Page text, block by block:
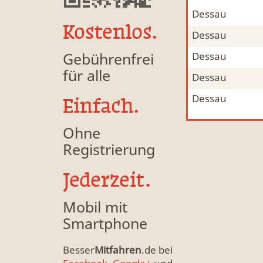
Kostenlos.
Gebührenfrei
für alle
Einfach.
Ohne
Registrierung
Jederzeit.
Mobil mit
Smartphone
BesserMitfahren.de bei
Dessau
Mitfahrgelegenheit & Fahrgemeinschaft
Dessau
Mitfahrgelegenheit & Fahrgemeinschaft
MFG
Dessau
Mitfahrgelegenheit & Fahrgemeinschaft
MFG
Dessau
Mitfahrgelegenheit & Fahrgemeinschaft
MFG
Dessau
Mitfahrgelegenheit & Fahrgemeinschaft
MFG